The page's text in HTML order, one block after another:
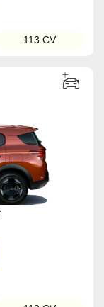
113 CV